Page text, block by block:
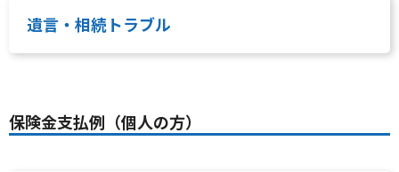
遺言・相続トラブル
保険金支払例（個人の方）